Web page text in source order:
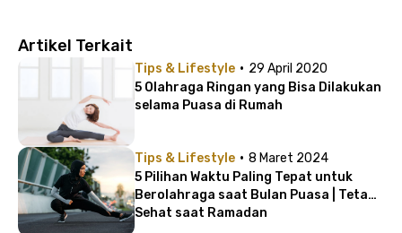
Artikel Terkait
Tips & Lifestyle · 29 April 2020
5 Olahraga Ringan yang Bisa Dilakukan
selama Puasa di Rumah
Tips & Lifestyle · 8 Maret 2024
5 Pilihan Waktu Paling Tepat untuk
Berolahraga saat Bulan Puasa | Tetap
Sehat saat Ramadan